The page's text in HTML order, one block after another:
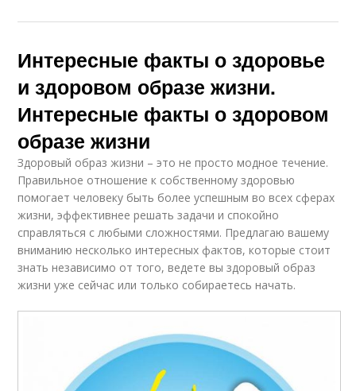
Интересные факты о здоровье
и здоровом образе жизни.
Интересные факты о здоровом
образе жизни
Здоровый образ жизни – это не просто модное течение.
Правильное отношение к собственному здоровью
помогает человеку быть более успешным во всех сферах
жизни, эффективнее решать задачи и спокойно
справляться с любыми сложностями. Предлагаю вашему
вниманию несколько интересных фактов, которые стоит
знать независимо от того, ведете вы здоровый образ
жизни уже сейчас или только собираетесь начать.